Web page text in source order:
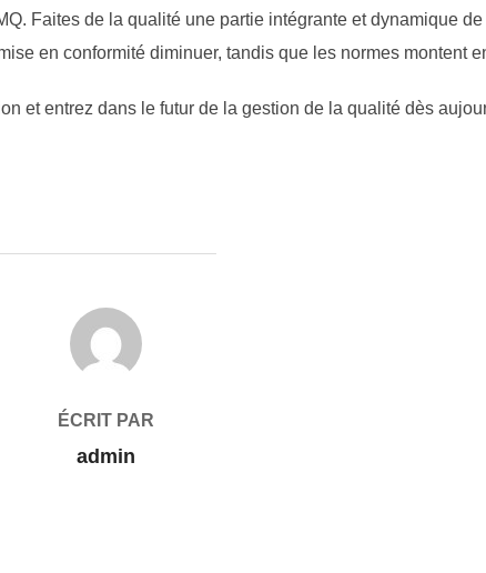
Faites de la qualité une partie intégrante et dynamique de
en conformité diminuer, tandis que les normes montent
et entrez dans le futur de la gestion de la qualité dès
DE LA PUBLICATION
ÉCRIT PAR
admin